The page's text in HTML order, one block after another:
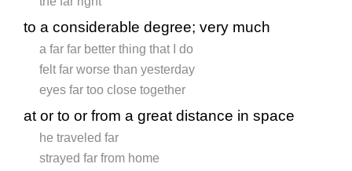
to a considerable degree; very much
a far far better thing that I do
felt far worse than yesterday
eyes far too close together
at or to or from a great distance in space
he traveled far
strayed far from home